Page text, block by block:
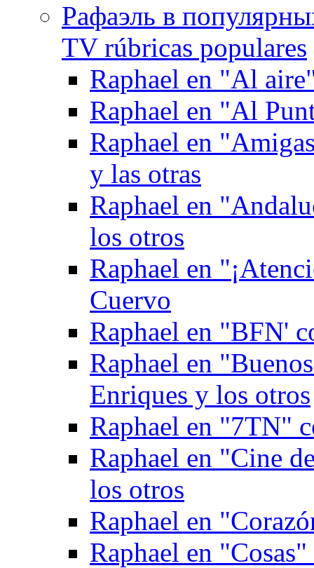
Рафаэль в
TV rúbricas populares
Raphael en "Al
Raphael en "Al
Raphael en
y las otras
Raphael en
los otros
Raphael en
Cuervo
Raphael en "BFN'
Raphael en
Enriques y los otros
Raphael en "7TN"
Raphael en "Cine
los otros
Raphael en
Raphael en